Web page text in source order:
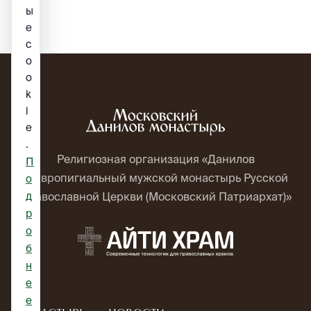
Религиозная организация «Данилов
ставропигиальный мужской монастырь Русской
Православной Церкви (Московский Патриархат)»
ы
е
c
o
o
k
i
e
.
П
о
д
р
о
б
н
е
е